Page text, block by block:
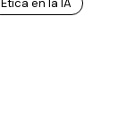
Ética en la IA